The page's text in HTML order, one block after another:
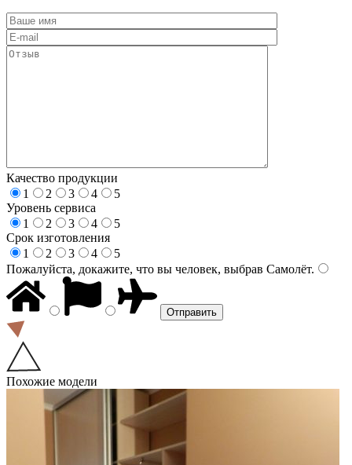
Качество продукции
1
2 3 4
5
Уровень сервиса
1
2 3 4
5
Срок изготовления
1
2 3 4
5
Пожалуйста, докажите, что вы человек, выбрав Самолёт.
Похожие модели